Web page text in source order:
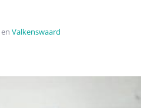
en Valkenswaard